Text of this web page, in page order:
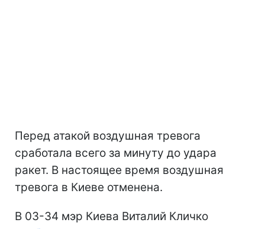
Перед атакой воздушная тревога
сработала всего за минуту до удара
ракет. В настоящее время воздушная
тревога в Киеве отменена.
В 03-34 мэр Киева Виталий Кличко